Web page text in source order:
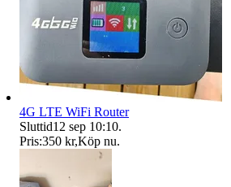
4G LTE WiFi Router
Sluttid12 sep 10:10.
Pris:350 kr,Köp nu.